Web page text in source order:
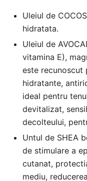
Uleiul de
hidratata.
Uleiul de
vitamina E),
este recunoscut
hidratante,
ideal pentru
devitalizat,
decolteului,
Untul de SHEA
de stimulare a
cutanat,
mediu,